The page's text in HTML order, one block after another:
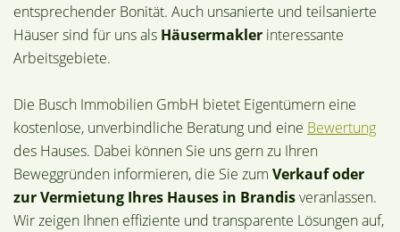
entsprechender Bonität. Auch unsanierte und teilsanierte
Häuser sind für uns als Häusermakler interessante
Arbeitsgebiete.
Die Busch Immobilien GmbH bietet Eigentümern eine
kostenlose, unverbindliche Beratung und eine Bewertung
des Hauses. Dabei können Sie uns gern zu Ihren
Beweggründen informieren, die Sie zum Verkauf oder
zur Vermietung Ihres Hauses in Brandisveranlassen.
Wir zeigen Ihnen effiziente und transparente Lösungen auf,